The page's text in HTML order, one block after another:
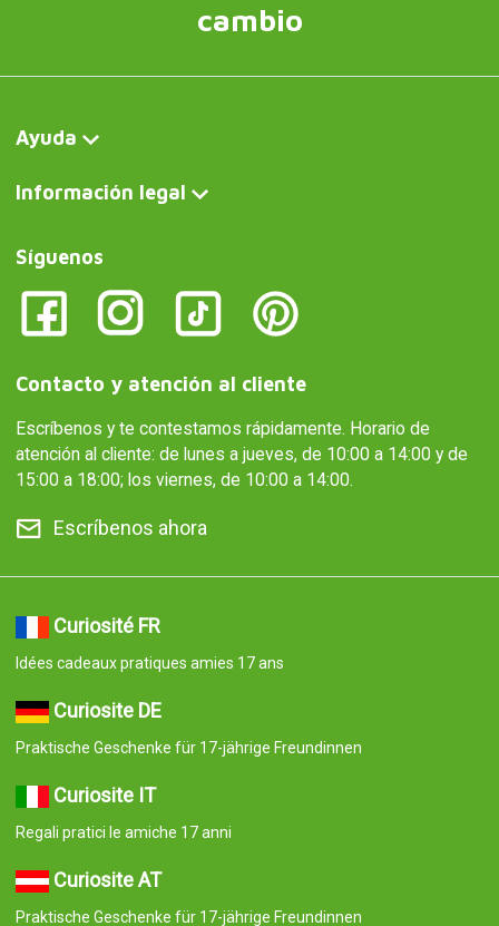
cambio
Ayuda
Información legal
Síguenos
Contacto y atención al cliente
Escríbenos y te contestamos rápidamente. Horario de
atención al cliente: de lunes a jueves, de 10:00 a 14:00 y de
15:00 a 18:00; los viernes, de 10:00 a 14:00.
Escríbenos ahora
Curiosité FR
Idées cadeaux pratiques amies 17 ans
Curiosite DE
Praktische Geschenke für 17-jährige Freundinnen
Curiosite IT
Regali pratici le amiche 17 anni
Curiosite AT
Praktische Geschenke für 17-jährige Freundinnen